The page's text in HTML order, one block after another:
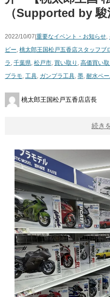
（Supported by 駿
2022/10/07|重要なイベント・お知らせ
ビー 桃太郎王国松戸五香店スタッフブ
ラ 千葉県 松戸市 買い取り 高価買い取
プラモ 工具 ガンプラ工具 墨 耐水ペ
桃太郎王国松戸五香店店長
続き